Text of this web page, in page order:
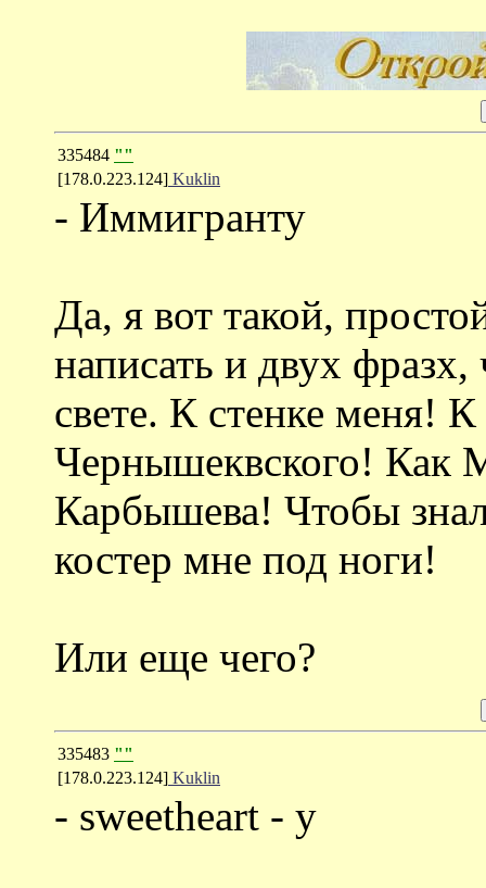
335484 ""
[178.0.223.124] Kuklin
- Иммигранту
Да, я вот такой,
написать и двух фразх,
свете. К стенке меня!
Чернышеквского! Как
Карбышева! Чтобы
костер мне под ноги!
Или еще чего?
335483 ""
[178.0.223.124] Kuklin
- sweetheart - у